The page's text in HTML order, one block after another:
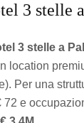
3 stelle
3 stelle a
location
Per una
e